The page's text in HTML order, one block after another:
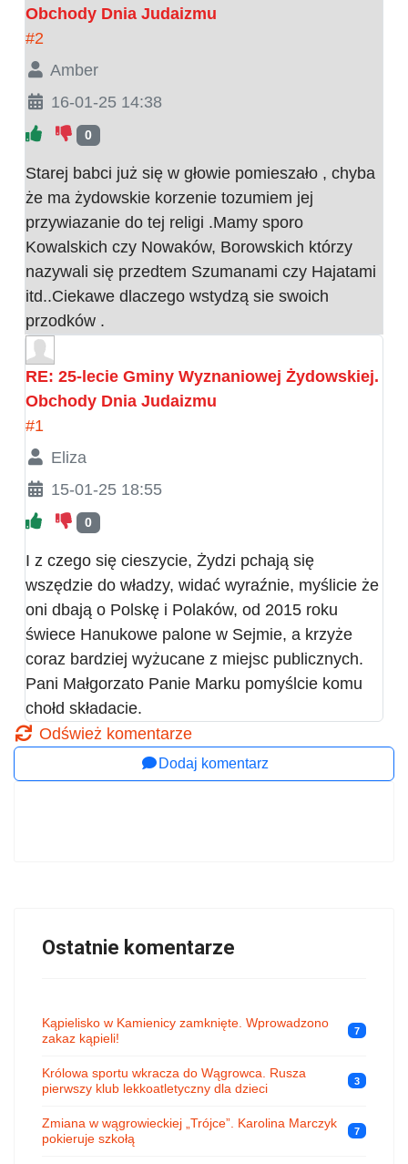
Obchody Dnia Judaizmu
#2
Amber
16-01-25 14:38
0
Starej babci już się w głowie pomieszało , chyba
że ma żydowskie korzenie tozumiem jej
przywiazanie do tej religi .Mamy sporo
Kowalskich czy Nowaków, Borowskich którzy
nazywali się przedtem Szumanami czy Hajatami
itd..Ciekawe dlaczego wstydzą sie swoich
przodków .
RE: 25-lecie Gminy Wyznaniowej Żydowskiej.
Obchody Dnia Judaizmu
#1
Eliza
15-01-25 18:55
0
I z czego się cieszycie, Żydzi pchają się
wszędzie do władzy, widać wyraźnie, myślicie że
oni dbają o Polskę i Polaków, od 2015 roku
świece Hanukowe palone w Sejmie, a krzyże
coraz bardziej wyżucane z miejsc publicznych.
Pani Małgorzato Panie Marku pomyślcie komu
chołd składacie.
Odśwież komentarze
Dodaj komentarz
Ostatnie komentarze
Kąpielisko w Kamienicy zamknięte. Wprowadzono
zakaz kąpieli!
7
Królowa sportu wkracza do Wągrowca. Rusza
pierwszy klub lekkoatletyczny dla dzieci
3
Zmiana w wągrowieckiej „Trójce”. Karolina Marczyk
pokieruje szkołą
7